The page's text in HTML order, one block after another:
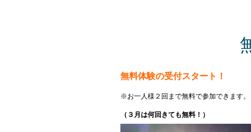
無料体験の受付スタート！
※お一人様２回まで無料で参加できます。
（３月は何回きても無料！）